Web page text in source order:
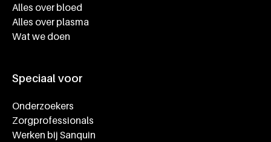
Alles over bloed
Alles over plasma
Wat we doen
Speciaal voor
Onderzoekers
Zorgprofessionals
Werken bij Sanquin